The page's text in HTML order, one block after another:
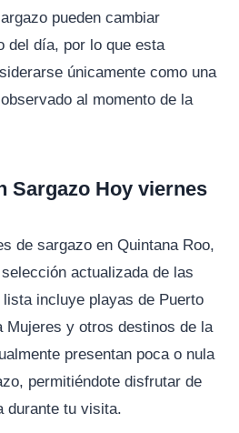
pueden cambiar
del día, por lo que esta
únicamente como una
al momento de la
Sargazo Hoy viernes
de sargazo en Quintana Roo,
actualizada de las
incluye playas de Puerto
Mujeres y otros destinos de la
presentan poca o nula
permitiéndote disfrutar de
durante tu visita.